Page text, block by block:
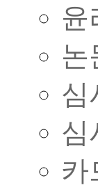
윤
논
심
심
카